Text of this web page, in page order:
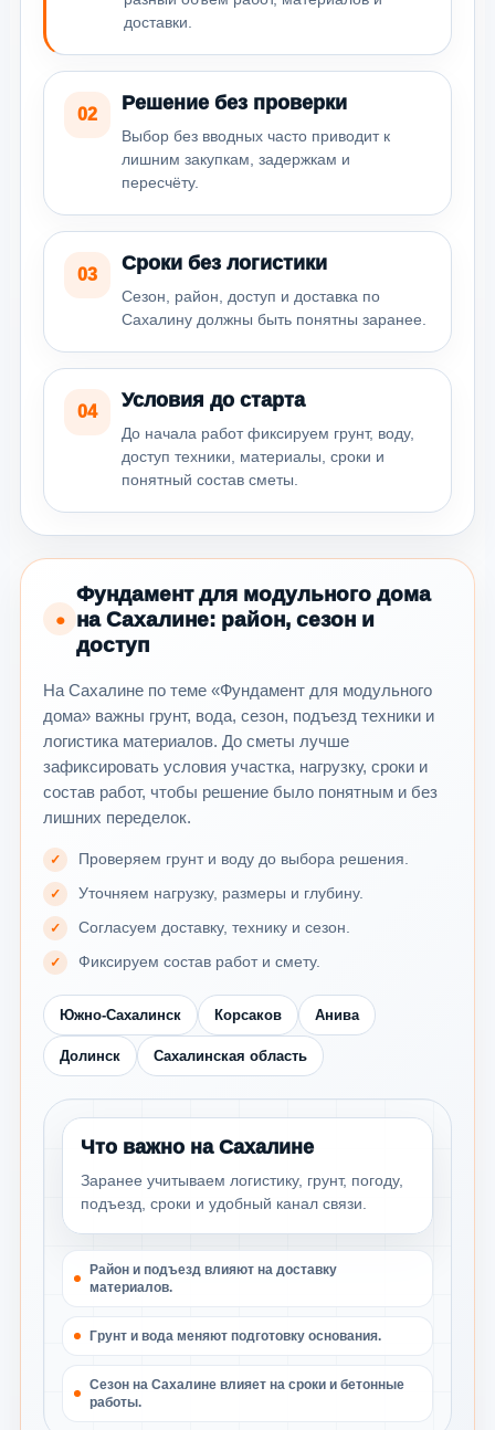
доставки.
02
Решение без проверки
Выбор без вводных часто приводит к
лишним закупкам, задержкам и
пересчёту.
03
Сроки без логистики
Сезон, район, доступ и доставка по
Сахалину должны быть понятны заранее.
04
Условия до старта
До начала работ фиксируем грунт, воду,
доступ техники, материалы, сроки и
понятный состав сметы.
●
Фундамент для модульного дома
на Сахалине: район, сезон и
доступ
На Сахалине по теме «Фундамент для модульного
дома» важны грунт, вода, сезон, подъезд техники и
логистика материалов. До сметы лучше
зафиксировать условия участка, нагрузку, сроки и
состав работ, чтобы решение было понятным и без
лишних переделок.
Проверяем грунт и воду до выбора решения.
Уточняем нагрузку, размеры и глубину.
Согласуем доставку, технику и сезон.
Фиксируем состав работ и смету.
Южно-Сахалинск Корсаков Анива
Долинск Сахалинская область
Что важно на Сахалине
Заранее учитываем логистику, грунт, погоду,
подъезд, сроки и удобный канал связи.
Район и подъезд влияют на доставку
материалов.
Грунт и вода меняют подготовку основания.
Сезон на Сахалине влияет на сроки и бетонные
работы.